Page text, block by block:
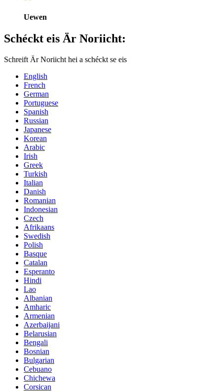
Uewen
Schéckt eis Är Noriicht:
Schreift Är Noriicht hei a schéckt se eis
English
French
German
Portuguese
Spanish
Russian
Japanese
Korean
Arabic
Irish
Greek
Turkish
Italian
Danish
Romanian
Indonesian
Czech
Afrikaans
Swedish
Polish
Basque
Catalan
Esperanto
Hindi
Lao
Albanian
Amharic
Armenian
Azerbaijani
Belarusian
Bengali
Bosnian
Bulgarian
Cebuano
Chichewa
Corsican